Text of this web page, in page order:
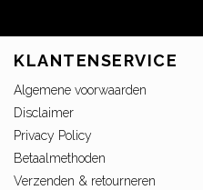
KLANTENSERVICE
Algemene voorwaarden
Disclaimer
Privacy Policy
Betaalmethoden
Verzenden & retourneren